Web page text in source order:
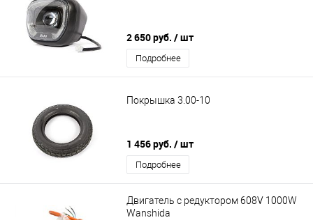
2 650 руб. / шт
Подробнее
Покрышка 3.00-10
1 456 руб. / шт
Подробнее
Двигатель с редуктором 608V 1000W
Wanshida